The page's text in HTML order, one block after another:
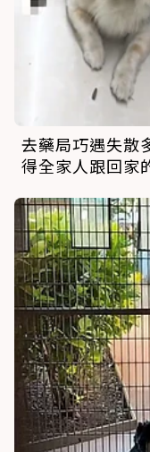
去藥局巧遇失散
得全家人跟回家